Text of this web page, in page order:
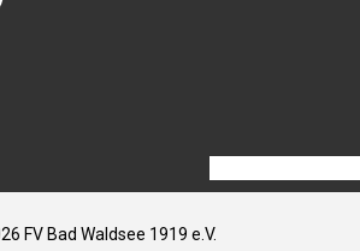
FV Bad Waldsee 1919 e.V.